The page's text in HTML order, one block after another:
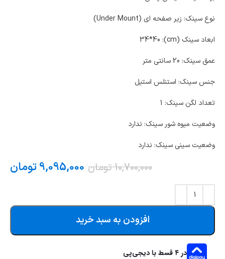
نوع سینک: زیر صفحه ای (Under Mount)
ابعاد سینک (cm): 34*40
عمق سینک: 20 سانتی متر
جنس سینک: استنلس استیل
تعداد لگن سینک: 1
وضعیت میوه شور سینک: ندارد
وضعیت سینی سینک: ندارد
10,700,000 تومان 9,095,000تومان
افزودن به سبد خرید
در ۴ قسط با دیجی‌پی